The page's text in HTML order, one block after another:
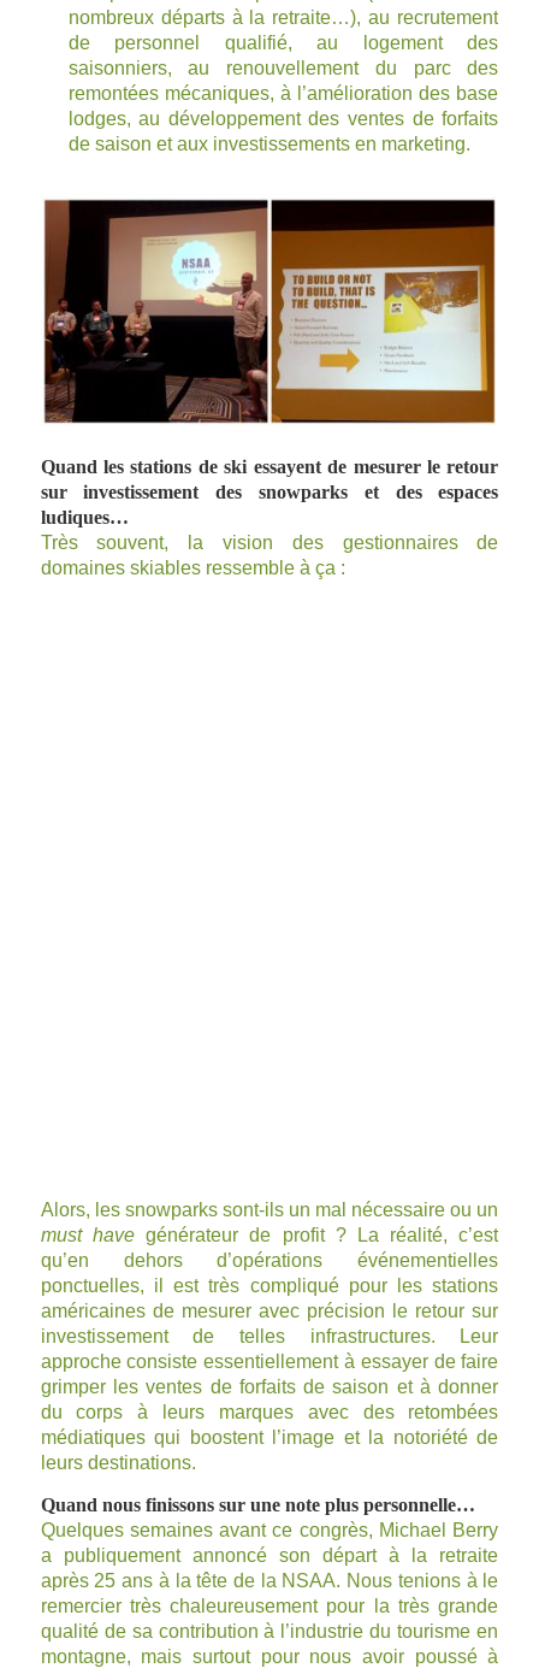
nombreux départs à la retraite…), au recrutement
de personnel qualifié, au logement des
saisonniers, au renouvellement du parc des
remontées mécaniques, à l’amélioration des base
lodges, au développement des ventes de forfaits
de saison et aux investissements en marketing.
Quand les stations de ski essayent de mesurer le retour
sur investissement des snowparks et des espaces
ludiques…
Très souvent, la vision des gestionnaires de
domaines skiables ressemble à ça :
Alors, les snowparks sont-ils un mal nécessaire ou un
must havegénérateur de profit ? La réalité, c’est
qu’en dehors d’opérations événementielles
ponctuelles, il est très compliqué pour les stations
américaines de mesurer avec précision le retour sur
investissement de telles infrastructures. Leur
approche consiste essentiellement à essayer de faire
grimper les ventes de forfaits de saison et à donner
du corps à leurs marques avec des retombées
médiatiques qui boostent l’image et la notoriété de
leurs destinations.
Quand nous finissons sur une note plus personnelle…
Quelques semaines avant ce congrès, Michael Berry
a publiquement annoncé son départ à la retraite
après 25 ans à la tête de la NSAA. Nous tenions à le
remercier très chaleureusement pour la très grande
qualité de sa contribution à l’industrie du tourisme en
montagne, mais surtout pour nous avoir poussé à